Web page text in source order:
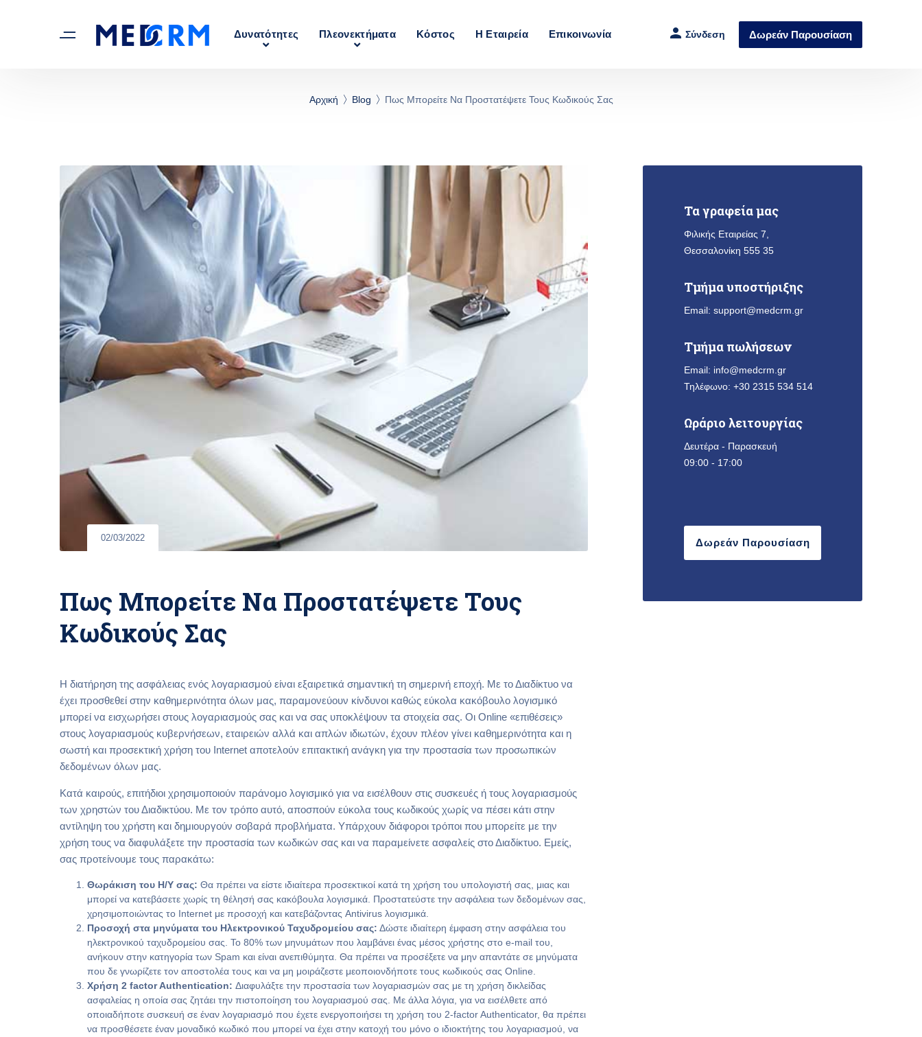
Δυνατότητες Πλεονεκτήματα Κόστος Η Εταιρεία Επικοινωνία Σύνδεση Δωρεάν Παρουσίαση
Αρχική Blog Πως Μπορείτε Να Προστατέψετε Τους Κωδικούς Σας
02/03/2022
Πως Μπορείτε Να Προστατέψετε Τους
Κωδικούς Σας
Η διατήρηση της ασφάλειας ενός λογαριασμού είναι εξαιρετικά σημαντική τη σημερινή εποχή. Με το Διαδίκτυο να
έχει προσθεθεί στην καθημερινότητα όλων μας, παραμονεύουν κίνδυνοι καθώς εύκολα κακόβουλο λογισμικό
μπορεί να εισχωρήσει στους λογαριασμούς σας και να σας υποκλέψουν τα στοιχεία σας. Οι Online «επιθέσεις»
στους λογαριασμούς κυβερνήσεων, εταιρειών αλλά και απλών ιδιωτών, έχουν πλέον γίνει καθημερινότητα και η
σωστή και προσεκτική χρήση του Internet αποτελούν επιτακτική ανάγκη για την προστασία των προσωπικών
δεδομένων όλων μας.
Κατά καιρούς, επιτήδιοι χρησιμοποιούν παράνομο λογισμικό για να εισέλθουν στις συσκευές ή τους λογαριασμούς
των χρηστών του Διαδικτύου. Με τον τρόπο αυτό, αποσπούν εύκολα τους κωδικούς χωρίς να πέσει κάτι στην
αντίληψη του χρήστη και δημιουργούν σοβαρά προβλήματα. Υπάρχουν διάφοροι τρόποι που μπορείτε με την
χρήση τους να διαφυλάξετε την προστασία των κωδικών σας και να παραμείνετε ασφαλείς στο Διαδίκτυο. Εμείς,
σας προτείνουμε τους παρακάτω:
Θωράκιση του Η/Υ σας: Θα πρέπει να είστε ιδιαίτερα προσεκτικοί κατά τη χρήση του υπολογιστή σας, μιας και
μπορεί να κατεβάσετε χωρίς τη θέλησή σας κακόβουλα λογισμικά. Προστατεύστε την ασφάλεια των δεδομένων σας,
χρησιμοποιώντας το Internet με προσοχή και κατεβάζοντας Antivirus λογισμικά.
Προσοχή στα μηνύματα του Ηλεκτρονικού Ταχυδρομείου σας: Δώστε ιδιαίτερη έμφαση στην ασφάλεια του
ηλεκτρονικού ταχυδρομείου σας. Το 80% των μηνυμάτων που λαμβάνει ένας μέσος χρήστης στο e-mail του,
ανήκουν στην κατηγορία των Spam και είναι ανεπιθύμητα. Θα πρέπει να προσέξετε να μην απαντάτε σε μηνύματα
που δε γνωρίζετε τον αποστολέα τους και να μη μοιράζεστε μεοποιονδήποτε τους κωδικούς σας Online.
Χρήση 2 factor Authentication: Διαφυλάξτε την προστασία των λογαριασμών σας με τη χρήση δικλείδας
ασφαλείας η οποία σας ζητάει την πιστοποίηση του λογαριασμού σας. Με άλλα λόγια, για να εισέλθετε από
οποιαδήποτε συσκευή σε έναν λογαριασμό που έχετε ενεργοποιήσει τη χρήση του 2-factor Authenticator, θα πρέπει
να προσθέσετε έναν μοναδικό κωδικό που μπορεί να έχει στην κατοχή του μόνο ο ιδιοκτήτης του λογαριασμού, να
Τα γραφεία μας
Φιλικής Εταιρείας 7,
Θεσσαλονίκη 555 35
Τμήμα υποστήριξης
Email: support@medcrm.gr
Τμήμα πωλήσεων
Email: info@medcrm.gr
Τηλέφωνο: +30 2315 534 514
Ωράριο λειτουργίας
Δευτέρα - Παρασκευή
09:00 - 17:00
Δωρεάν Παρουσίαση